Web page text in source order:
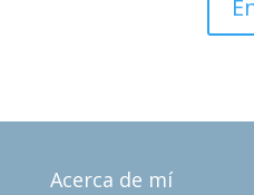
Acerca de mí